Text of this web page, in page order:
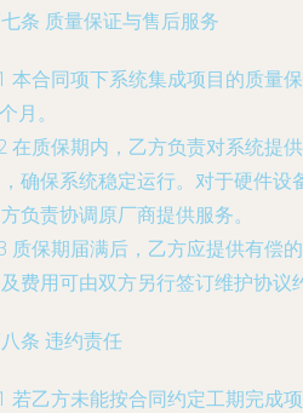
条 质量保证与售后服务
本合同项下系统集成项目的质量
月。
在质保期内，乙方负责对系统提
确保系统稳定运行。对于硬件设
负责协调原厂商提供服务。
质保期届满后，乙方应提供有偿
费用可由双方另行签订维护协议
条 违约责任
若乙方未能按合同约定工期完成